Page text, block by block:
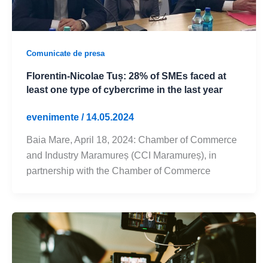
Comunicate de presa
Florentin-Nicolae Tuș: 28% of SMEs faced at
least one type of cybercrime in the last year
evenimente / 14.05.2024
Baia Mare, April 18, 2024: Chamber of Commerce
and Industry Maramureș (CCI Maramureș), in
partnership with the Chamber of Commerce